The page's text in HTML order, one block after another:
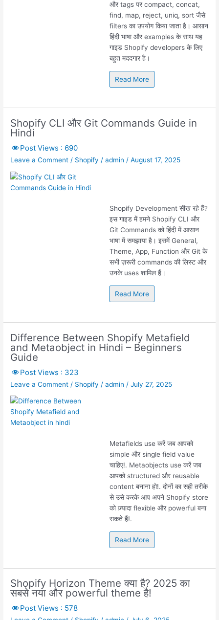
और tags पर compact, concat,
find, map, reject, uniq, sort जैसे
filters का उपयोग किया जाता है। आसान
हिंदी भाषा और examples के साथ यह
गाइड Shopify developers के लिए
बहुत मददगार है।
Read More
Shopify CLI और Git Commands Guide in
Hindi
Post Views : 690
Leave a Comment / Shopify /admin /August 17, 2025
Shopify Development सीख रहे हैं?
इस गाइड में हमने Shopify CLI और
Git Commands को हिंदी में आसान
भाषा में समझाया है। इसमें General,
Theme, App, Function और Git के
सभी ज़रूरी commands की लिस्ट और
उनके uses शामिल हैं।
Read More
Difference Between Shopify Metafield
and Metaobject in Hindi – Beginners
Guide
Post Views : 323
Leave a Comment / Shopify /admin /July 27, 2025
Metafields use करें जब आपको
simple और single field value
चाहिए!. Metaobjects use करें जब
आपको structured और reusable
content बनाना हो!. दोनों का सही तरीके
से उसे करके आप अपने Shopify store
को ज़्यादा flexible और powerful बना
सकते हैं!.
Read More
Shopify Horizon Theme क्या है? 2025 का
सबसे नया और powerful theme है!
Post Views : 578